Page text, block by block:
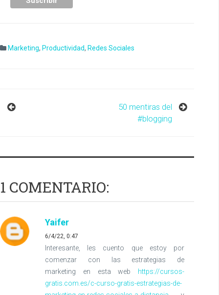
Marketing, Productividad, Redes Sociales
50 mentiras del
#blogging
1 COMENTARIO:
Yaifer
6/4/22, 0:47
Interesante, les cuento que estoy por
comenzar con las estrategias de
marketing en esta web https://cursos-
gratis.com.es/c-curso-gratis-estrategias-de-